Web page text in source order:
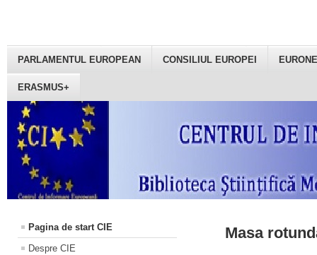
PARLAMENTUL EUROPEAN CONSILIUL EUROPEI
ERASMUS+
Pagina de start CIE
Despre CIE
Masa